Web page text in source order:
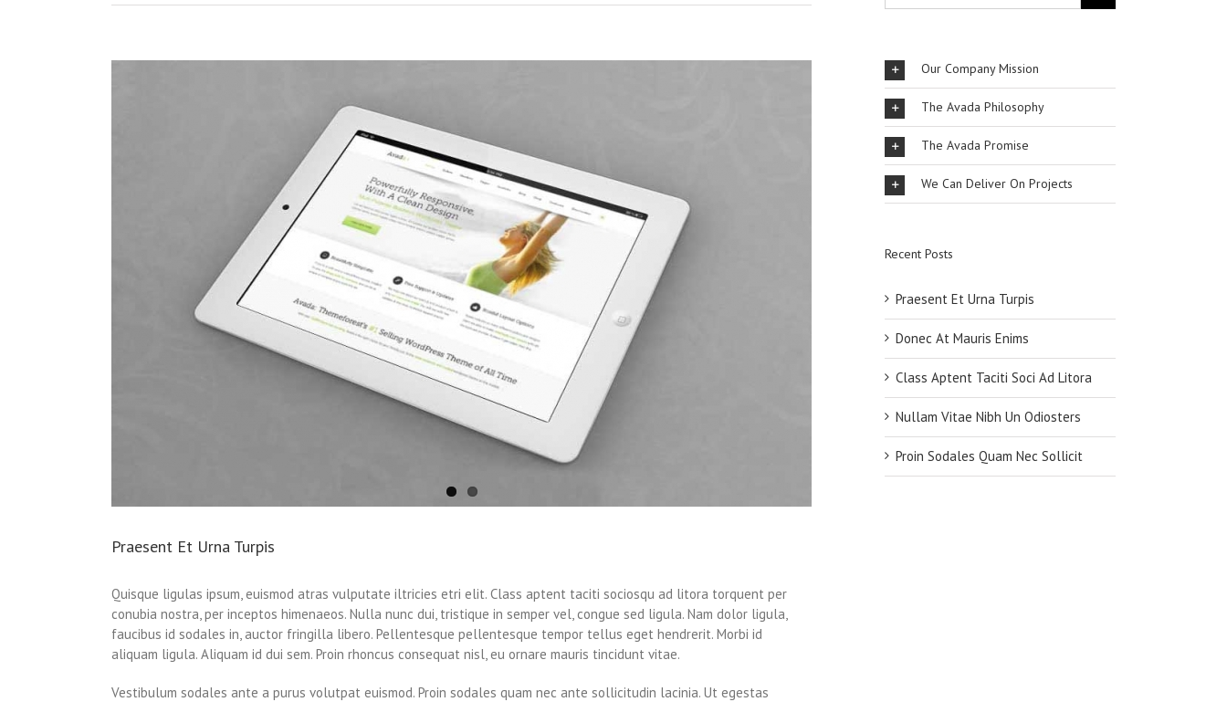
Praesent Et Urna Turpis
Quisque ligulas ipsum, euismod atras vulputate iltricies etri elit. Class aptent taciti sociosqu ad litora torquent per
conubia nostra, per inceptos himenaeos. Nulla nunc dui, tristique in semper vel, congue sed ligula. Nam dolor ligula,
faucibus id sodales in, auctor fringilla libero. Pellentesque pellentesque tempor tellus eget hendrerit. Morbi id
aliquam ligula. Aliquam id dui sem. Proin rhoncus consequat nisl, eu ornare mauris tincidunt vitae.
Vestibulum sodales ante a purus volutpat euismod. Proin sodales quam nec ante sollicitudin lacinia. Ut egestas
Our Company Mission
The Avada Philosophy
The Avada Promise
We Can Deliver On Projects
Recent Posts
Praesent Et Urna Turpis
Donec At Mauris Enims
Class Aptent Taciti Soci Ad Litora
Nullam Vitae Nibh Un Odiosters
Proin Sodales Quam Nec Sollicit